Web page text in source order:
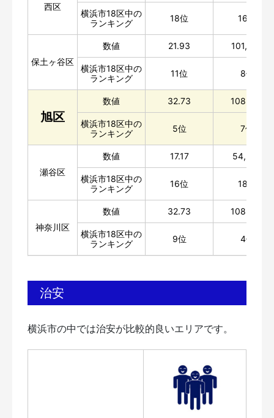
西区
横浜市18区中の
ランキング
18位 16位
保土ヶ谷区
数値 21.93 101,840
横浜市18区中の
ランキング
11位 8位
旭区
数値 32.73 108,962
横浜市18区中の
ランキング
5位 7位
瀬谷区
数値 17.17 54,387
横浜市18区中の
ランキング
16位 18位
神奈川区
数値 32.73 108,962
横浜市18区中の
ランキング
9位 4位
治安
横浜市の中では治安が比較的良いエリアです。